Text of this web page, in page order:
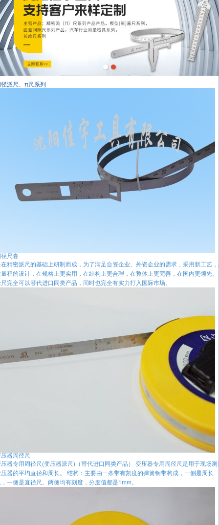
派尺、π尺系列
尺卷
精密派尺的基础上研制而成，为了满足合资企业、外资企业的需求，采用新工艺
程的设计，在规格上更实用，在结构上更合理，在整体上更完善，在国内更领先
完全可以替代进口同类产品，同时也完全有实力打入国际市场。
器周径尺
器专用周径尺(变压器派尺)（替代进口同类产品） 变压器专用周径尺是用于现场测
器的平均直径和周长。 结构：主要由一条带有刻度的弹簧钢带构成，一侧是周长
一侧是直径尺。两侧均有刻度，分度值都是1mm。